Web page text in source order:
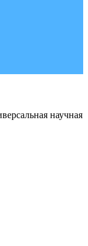
научная